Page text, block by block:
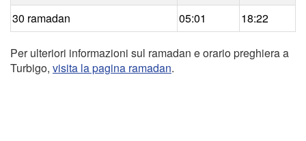
30 ramadan
05:01 18:22
Per ulteriori informazioni sul ramadan e orario preghiera a
Turbigo, visita la pagina ramadan.